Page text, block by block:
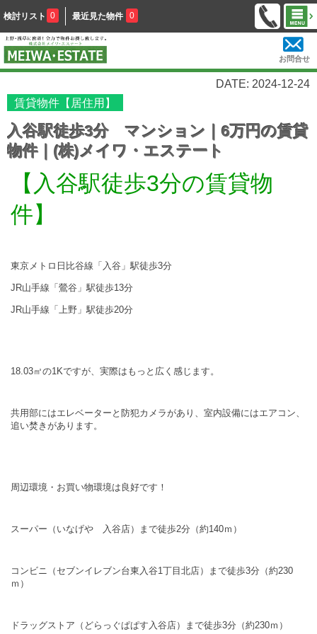
検討リスト 0 最近見た物件 0
お問合せ
DATE: 2024-12-24
賃貸物件【居住用】
入谷駅徒歩3分 マンション｜6万円の賃貸
物件｜(株)メイワ・エステート
【入谷駅徒歩3分の賃貸物
件】
東京メトロ日比谷線「入谷」駅徒歩3分
JR山手線「鶯谷」駅徒歩13分
JR山手線「上野」駅徒歩20分
18.03㎡の1Kですが、実際はもっと広く感じます。
共用部にはエレベーターと防犯カメラがあり、室内設備にはエアコン、
追い焚きがあります。
周辺環境・お買い物環境は良好です！
スーパー（いなげや 入谷店）まで徒歩2分（約140ｍ）
コンビニ（セブンイレブン台東入谷1丁目北店）まで徒歩3分（約230
ｍ）
ドラッグストア（どらっぐぱぱす入谷店）まで徒歩3分（約230ｍ）